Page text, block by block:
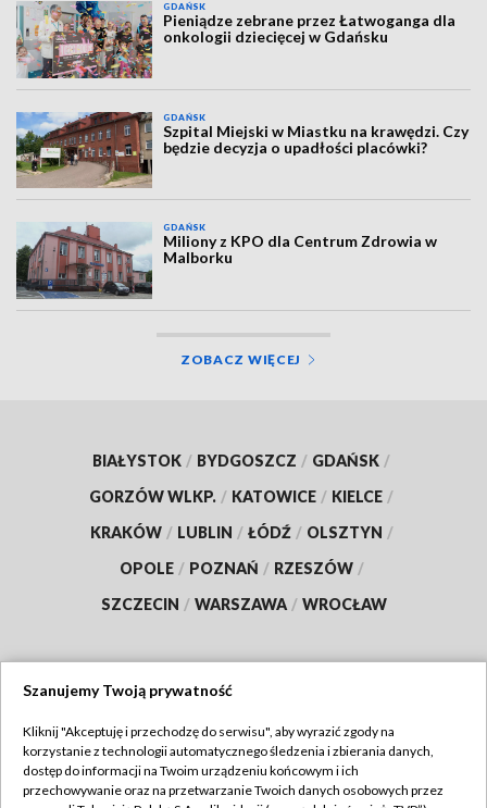
GDAŃSK
Pieniądze zebrane przez Łatwoganga dla
onkologii dziecięcej w Gdańsku
GDAŃSK
Szpital Miejski w Miastku na krawędzi. Czy
będzie decyzja o upadłości placówki?
GDAŃSK
Miliony z KPO dla Centrum Zdrowia w
Malborku
ZOBACZ WIĘCEJ
BIAŁYSTOK / BYDGOSZCZ / GDAŃSK /
GORZÓW WLKP. / KATOWICE / KIELCE /
KRAKÓW / LUBLIN / ŁÓDŹ / OLSZTYN /
OPOLE / POZNAŃ / RZESZÓW /
SZCZECIN / WARSZAWA / WROCŁAW
TVP
Abonament TVP
Regulamin TVP
Szanujemy Twoją prywatność
Kliknij "Akceptuję i przechodzę do serwisu", aby wyrazić zgody na
korzystanie z technologii automatycznego śledzenia i zbierania danych,
dostęp do informacji na Twoim urządzeniu końcowym i ich
przechowywanie oraz na przetwarzanie Twoich danych osobowych przez